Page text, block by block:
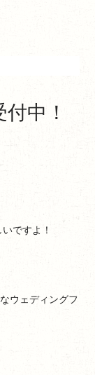
中！
ですよ！
ウェディングフ